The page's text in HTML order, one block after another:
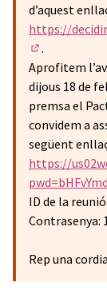
d’aquest
https://
(Enllaç
.
Aprofitem
dijous 18 de
premsa el
convidem a
següent
https://
ID de la
Contrasenya:
Rep una